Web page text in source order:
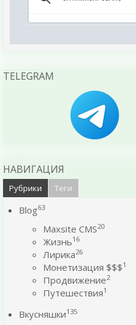
TELEGRAM
НАВИГАЦИЯ
Рубрики Теги
Blog63
Maxsite CMS20
Жизнь16
Лирика26
Монетизация $$$1
Продвижение2
Путешествия1
Вкусняшки135